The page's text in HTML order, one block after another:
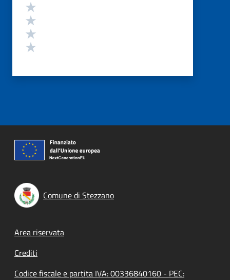
Comune di Stezzano
Footer menu
Area riservata
Crediti
Codice fiscale e partita IVA: 00336840160 - PEC: